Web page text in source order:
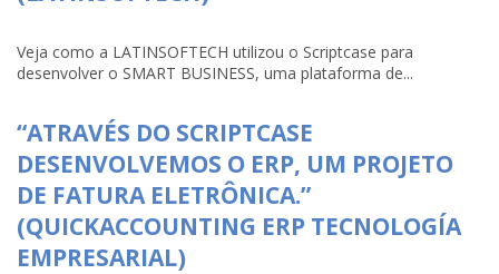
Veja como a LATINSOFTECH utilizou o Scriptcase para
desenvolver o SMART BUSINESS, uma plataforma de...
“ATRAVÉS DO SCRIPTCASE
DESENVOLVEMOS O ERP, UM PROJETO
DE FATURA ELETRÔNICA.”
(QUICKACCOUNTING ERP TECNOLOGÍA
EMPRESARIAL)